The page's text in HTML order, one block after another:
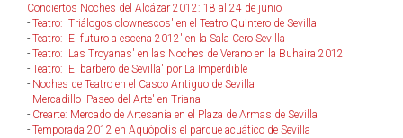
Conciertos Noches del Alcázar 2012: 18 al 24 de junio
- Teatro: 'Triálogos clownescos' en el Teatro Quintero de Sevilla
- Teatro: 'El futuro a escena 2012' en la Sala Cero Sevilla
- Teatro: 'Las Troyanas' en las Noches de Verano en la Buhaira 2012
- Teatro: 'El barbero de Sevilla' por La Imperdible
- Noches de Teatro en el Casco Antiguo de Sevilla
- Mercadillo 'Paseo del Arte' en Triana
- Crearte: Mercado de Artesanía en el Plaza de Armas de Sevilla
- Temporada 2012 en Aquópolis el parque acuático de Sevilla